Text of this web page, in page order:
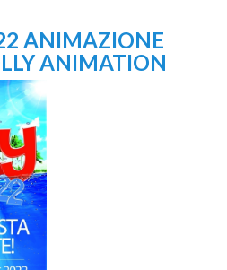
ANIMAZIONE
ANIMATION